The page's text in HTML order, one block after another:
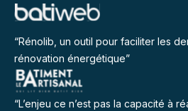
“Rénolib, un outil pour faciliter les
rénovation énergétique”
“L’enjeu ce n’est pas la capacité à